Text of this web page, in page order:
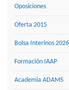
Oposiciones
Oferta 2015
Bolsa Interinos 2026
Formación IAAP
Academia ADAMS